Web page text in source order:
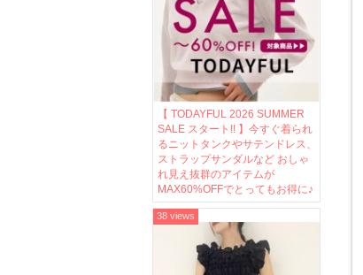
【 TODAYFUL 2026 SUMMER
SALE スタート!! 】今すぐ着られ
るニットタンクやサテンドレス、
ストラップサンダルなど おしゃ
れ見え抜群のアイテムが
MAX60%OFFでとってもお得に♪
38 views